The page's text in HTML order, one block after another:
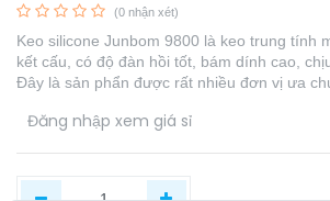
(0 nhận xét)
Keo silicone Junbom 9800 là keo trung tính
kết cấu, có độ đàn hồi tốt, bám dính cao,
Đây là sản phẩn được rất nhiều đơn vị ưa
Đăng nhập xem giá sỉ